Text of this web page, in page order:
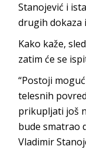
Stanojević i
drugih dokaza
Kako kaže,
zatim će se
“Postoji
telesnih
prikupljati još
bude smatrao
Vladimir